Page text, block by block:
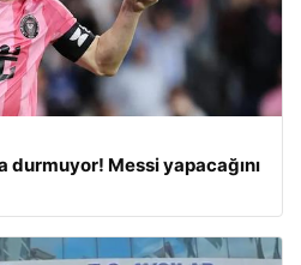
durmuyor! Messi yapacağını